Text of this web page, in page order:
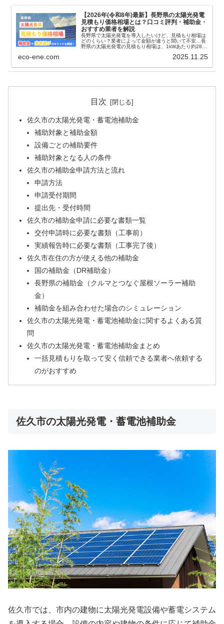
【2026年(令和8年)最新】長野県の太陽光発電
見積もり価格相場とは？口コミ評判・補助金・
おすすめ業者を解説
長野県で太陽光発電を導入したいけど、見積もり相場は
どのくらい？業者によって金額が違うと聞いて不安…長
野県の太陽光発電の見積もり相場は、1kWあたり約28
eco-ene.com 2025.11.25
目次
佐久市の太陽光発電・蓄電池補助金
補助対象と補助金額
設備ごとの補助要件
補助対象となる人の条件
佐久市の補助金申請方法と流れ
申請方法
申請受付期間
提出先・受付時間
佐久市の補助金申請に必要な書類一覧
交付申請時に必要な書類（工事前）
実績報告時に必要な書類（工事完了後）
佐久市在住の方が使える他の補助金
国の補助金（DR補助金）
長野県の補助金（クルマとつなぐ屋根ソーラー補助
金）
補助金を組み合わせた場合のシミュレーション
佐久市の太陽光発電・蓄電池補助金に関するよくある質
問
佐久市の太陽光発電・蓄電池補助金まとめ
一括見積もりを取って安く信頼できる業者へ依頼する
のがおすすめ
佐久市の太陽光発電・蓄電池補助金
佐久市では、市内の建物に太陽光発電設備や蓄電システム